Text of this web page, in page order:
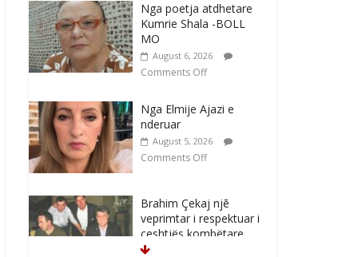
Nga poetja atdhetare
Kumrie Shala -BOLL
MO
August 6, 2026
Comments Off
Nga Elmije Ajazi e
nderuar
August 5, 2026
Comments Off
Brahim Çekaj njē
veprimtar i respektuar i
çeshtjës kombëtare